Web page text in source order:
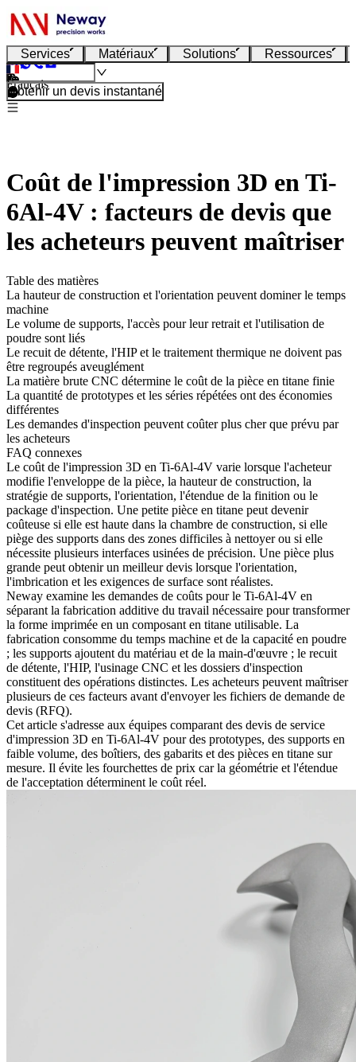
Services Matériaux Solutions Ressources
Français
Obtenir un devis instantané
Coût de l'impression 3D en Ti-
6Al-4V : facteurs de devis que
les acheteurs peuvent maîtriser
Table des matières
La hauteur de construction et l'orientation peuvent dominer le temps
machine
Le volume de supports, l'accès pour leur retrait et l'utilisation de
poudre sont liés
Le recuit de détente, l'HIP et le traitement thermique ne doivent pas
être regroupés aveuglément
La matière brute CNC détermine le coût de la pièce en titane finie
La quantité de prototypes et les séries répétées ont des économies
différentes
Les demandes d'inspection peuvent coûter plus cher que prévu par
les acheteurs
FAQ connexes
Le coût de l'impression 3D en Ti-6Al-4V varie lorsque l'acheteur
modifie l'enveloppe de la pièce, la hauteur de construction, la
stratégie de supports, l'orientation, l'étendue de la finition ou le
package d'inspection. Une petite pièce en titane peut devenir
coûteuse si elle est haute dans la chambre de construction, si elle
piège des supports dans des zones difficiles à nettoyer ou si elle
nécessite plusieurs interfaces usinées de précision. Une pièce plus
grande peut obtenir un meilleur devis lorsque l'orientation,
l'imbrication et les exigences de surface sont réalistes.
Neway examine les demandes de coûts pour le Ti-6Al-4V en
séparant la fabrication additive du travail nécessaire pour transformer
la forme imprimée en un composant en titane utilisable. La
fabrication consomme du temps machine et de la capacité en poudre
; les supports ajoutent du matériau et de la main-d'œuvre ; le recuit
de détente, l'HIP, l'usinage CNC et les dossiers d'inspection
constituent des opérations distinctes. Les acheteurs peuvent maîtriser
plusieurs de ces facteurs avant d'envoyer les fichiers de demande de
devis (RFQ).
Cet article s'adresse aux équipes comparant des devis de service
d'impression 3D en Ti-6Al-4V pour des prototypes, des supports en
faible volume, des boîtiers, des gabarits et des pièces en titane sur
mesure. Il évite les fourchettes de prix car la géométrie et l'étendue
de l'acceptation déterminent le coût réel.